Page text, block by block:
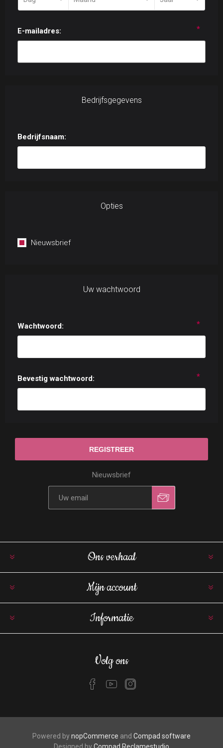
E-mailadres: *
Bedrijfsgegevens
Bedrijfsnaam:
Opties
Nieuwsbrief
Uw wachtwoord
Wachtwoord: *
Bevestig wachtwoord: *
Nieuwsbrief
Ons verhaal
Mijn account
Informatie
Volg ons
Powered bynopCommerce and Compad software